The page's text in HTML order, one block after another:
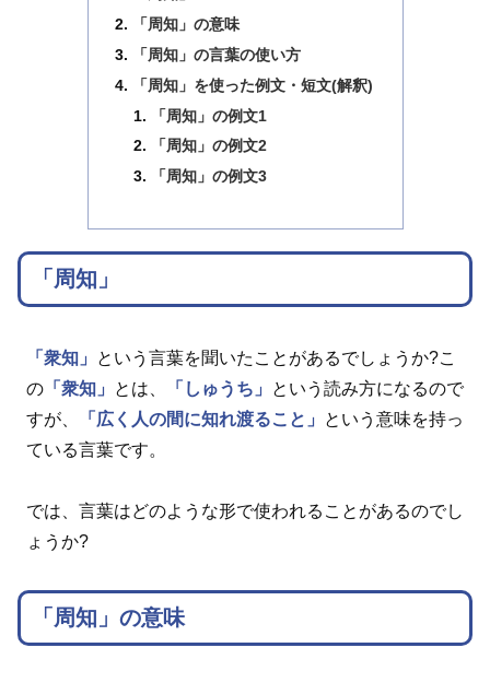
「周知」の意味
「周知」の言葉の使い方
「周知」を使った例文・短文(解釈)
「周知」の例文1
「周知」の例文2
「周知」の例文3
「周知」
「衆知」
という言葉を聞いたことがあるでしょうか?こ
の 「衆知」 とは、 「しゅうち」
という読み方になるので
すが、
「広く人の間に知れ渡ること」
という意味を持っ
ている言葉です。
では、言葉はどのような形で使われることがあるのでし
ょうか?
「周知」の意味